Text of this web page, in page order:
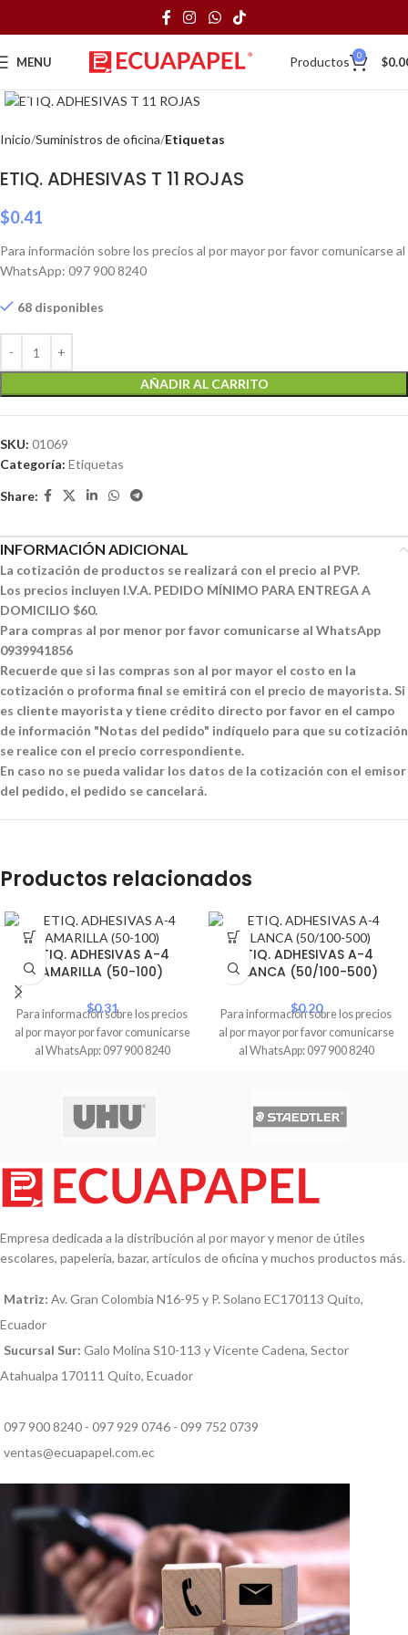
MENU Productos 0 $
Click to enlarge
Inicio Suministros de oficina Etiquetas
ETIQ. ADHESIVAS T 11 ROJAS
$0.41
Para información sobre los precios al por mayor por favor comunicarse al
WhatsApp: 097 900 8240
68 disponibles
AÑADIR AL CARRITO
SKU: 01069
Categoría: Etiquetas
Share:
INFORMACIÓN ADICIONAL
La cotización de productos se realizará con el precio al PVP.
Los precios incluyen I.V.A. PEDIDO MÍNIMO PARA ENTREGA A
DOMICILIO $60.
Para compras al por menor por favor comunicarse al WhatsApp
0939941856
Recuerde que si las compras son al por mayor el costo en la
cotización o proforma final se emitirá con el precio de mayorista. Si
es cliente mayorista y tiene crédito directo por favor en el campo
de información "Notas del pedido" indíquelo para que su cotización
se realice con el precio correspondiente.
En caso no se pueda validar los datos de la cotización con el emisor
del pedido, el pedido se cancelará.
Productos relacionados
ETIQ. ADHESIVAS A-4
AMARILLA (50-100)
$0.31
Para información sobre los precios
al por mayor por favor comunicarse
al WhatsApp: 097 900 8240
ETIQ. ADHESIVAS A-4
BLANCA (50/100-500)
$0.20
Para información sobre los precios
al por mayor por favor comunicarse
al WhatsApp: 097 900 8240
Empresa dedicada a la distribución al por mayor y menor de útiles
escolares, papelería, bazar, artículos de oficina y muchos productos más.
Matriz: Av. Gran Colombia N16-95 y P. Solano EC170113 Quito,
Ecuador
Sucursal Sur: Galo Molina S10-113 y Vicente Cadena, Sector
Atahualpa 170111 Quito, Ecuador
097 900 8240 - 097 929 0746 - 099 752 0739
ventas@ecuapapel.com.ec